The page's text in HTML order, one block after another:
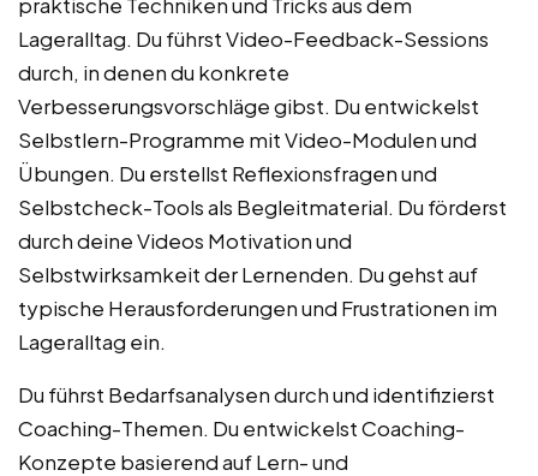
Lageralltag. Du führst Video-Feedback-Sessions
durch, in denen du konkrete
Verbesserungsvorschläge gibst. Du entwickelst
Selbstlern-Programme mit Video-Modulen und
Übungen. Du erstellst Reflexionsfragen und
Selbstcheck-Tools als Begleitmaterial. Du förderst
durch deine Videos Motivation und
Selbstwirksamkeit der Lernenden. Du gehst auf
typische Herausforderungen und Frustrationen im
Lageralltag ein.
Du führst Bedarfsanalysen durch und identifizierst
Coaching-Themen. Du entwickelst Coaching-
Konzepte basierend auf Lern- und